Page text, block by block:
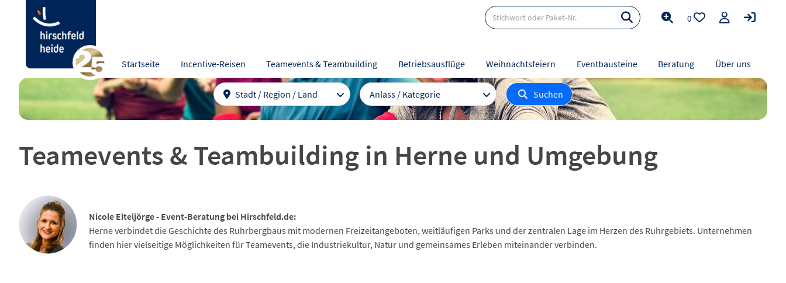
Startseite Incentive-Reisen Teamevents & Teambuilding Betriebsausflüge Weihnachtsfeiern Eventbausteine Beratung Über uns
0
Stadt / Region / Land Anlass / Kategorie Suchen
Teamevents & Teambuilding in Herne und Umgebung
Nicole Eiteljörge - Event-Beratung bei Hirschfeld.de:
Herne verbindet die Geschichte des Ruhrbergbaus mit modernen Freizeitangeboten, weitläufigen Parks und der zentralen Lage im Herzen des Ruhrgebiets. Unternehmen
finden hier vielseitige Möglichkeiten für Teamevents, die Industriekultur, Natur und gemeinsames Erleben miteinander verbinden.